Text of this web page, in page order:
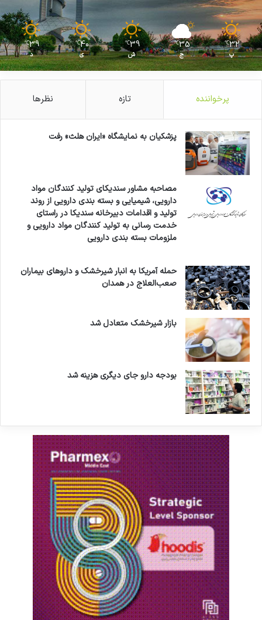
32
℃
پ
35
℃
ج
39
℃
ش
40
℃
ی
39
℃
د
پرخواننده تازه نظرها
پزشکیان به نمایشگاه «ایران هلث» رفت
مصاحبه مشاور سندیکای تولید کنندگان مواد
دارویی، شیمیایی و بسته بندی دارویی از روند
تولید و اقدامات دبیرخانه سندیکا در راستای
خدمت رسانی به تولید کنندگان مواد دارویی و
ملزومات بسته بندی دارویی
حمله آمریکا به انبار شیرخشک و داروهای بیماران
صعب‌العلاج در همدان
بازار شیرخشک متعادل شد
بودجه دارو جای دیگری هزینه شد